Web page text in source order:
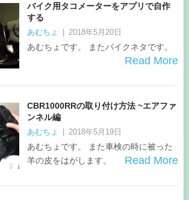
バイク用タコメーターをアプリで自作
する
あむちょ 2018年5月20日
あむちょです。 またバイクネタです。
Read More
CBR1000RRの取り付け 方法 ~エアファ
ンネル編
あむちょ 2018年5月19日
あむちょです。 また車検の時に被った
羊の皮をはがします。
Read More